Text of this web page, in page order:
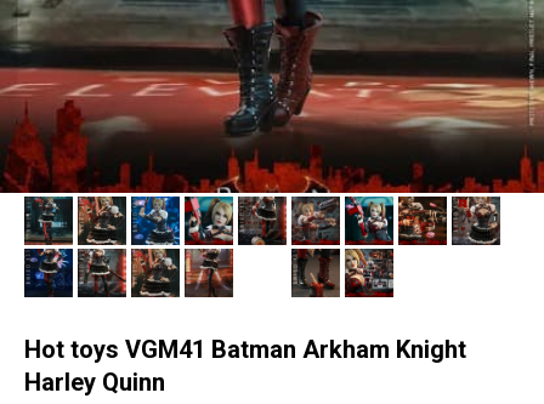
Hot toys VGM41 Batman Arkham Knight
Harley Quinn